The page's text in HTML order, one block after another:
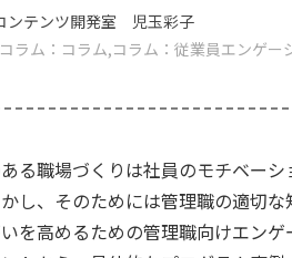
ンテンツ開発室 児玉彩子
コラム：コラム コラム：従業員エンゲー
る職場づくりは社員のモチベー
し、そのためには管理職の適切
を高めるための管理職向けエン